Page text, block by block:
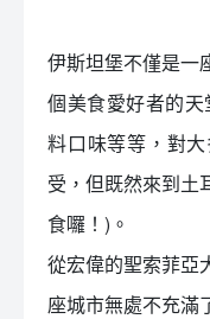
伊斯坦堡不僅是一
個美食愛好者的
料口味等等，對
受，但既然來到土
食囉！)。
從宏偉的聖索菲亞
座城市無處不充滿